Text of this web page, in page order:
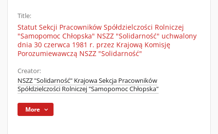
Title:
Statut Sekcji Pracowników Spółdzielczości Rolniczej
"Samopomoc Chłopska" NSZZ "Solidarność" uchwalony
dnia 30 czerwca 1981 r. przez Krajową Komisję
Porozumiewawczą NSZZ "Solidarność"
Creator:
NSZZ "Solidarność" Krajowa Sekcja Pracowników
Spółdzielczości Rolniczej "Samopomoc Chłopska"
More